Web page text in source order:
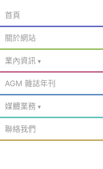
首頁
關於網站
業內資訊
AGM 雜誌年刊
媒體業務
聯絡我們